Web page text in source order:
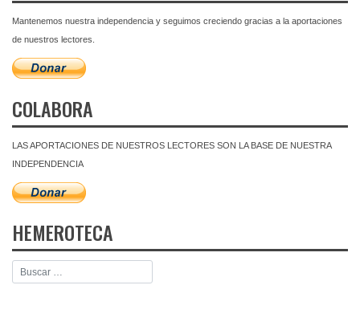
Mantenemos nuestra independencia y seguimos creciendo gracias a la aportaciones
de nuestros lectores.
COLABORA
LAS APORTACIONES DE NUESTROS LECTORES SON LA BASE DE NUESTRA
INDEPENDENCIA
HEMEROTECA